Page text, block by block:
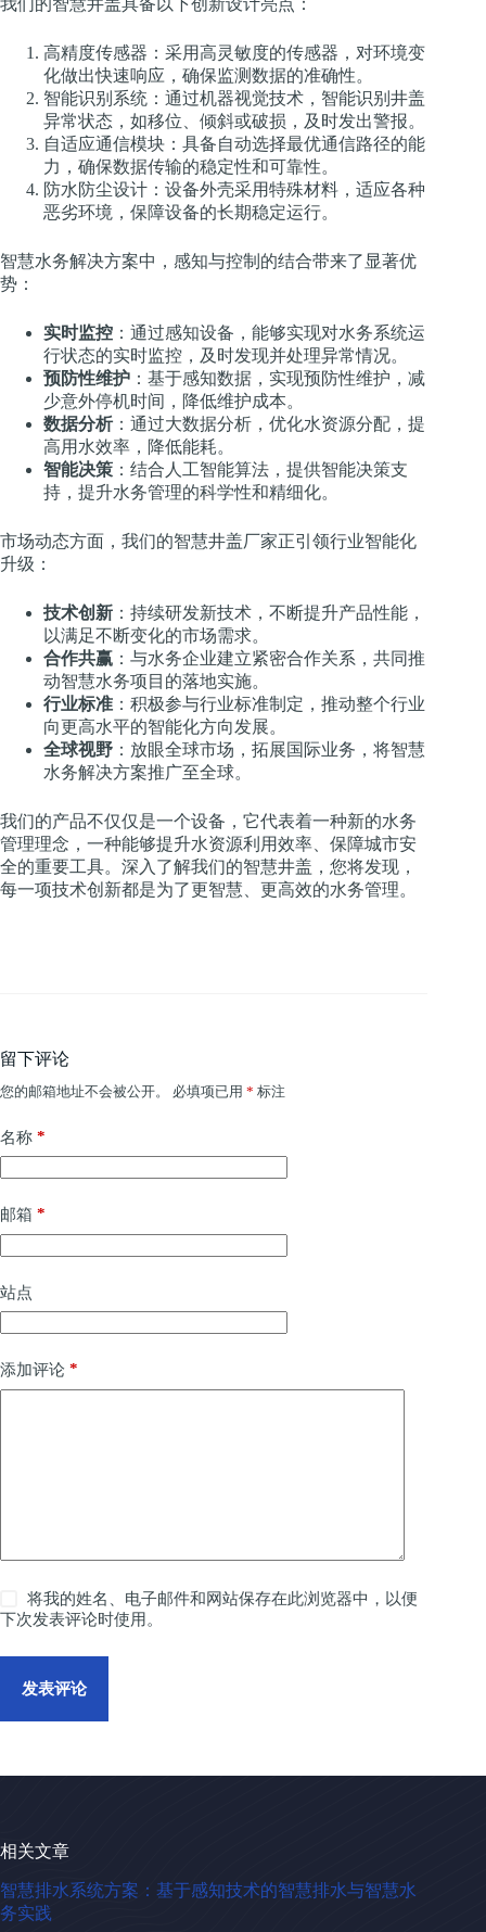
我们的智慧井盖具备以下创新设计亮点：
高精度传感器：采用高灵敏度的传感器，对环境变
化做出快速响应，确保监测数据的准确性。
智能识别系统：通过机器视觉技术，智能识别井盖
异常状态，如移位、倾斜或破损，及时发出警报。
自适应通信模块：具备自动选择最优通信路径的能
力，确保数据传输的稳定性和可靠性。
防水防尘设计：设备外壳采用特殊材料，适应各种
恶劣环境，保障设备的长期稳定运行。
智慧水务解决方案中，感知与控制的结合带来了显著优
势：
实时监控 ：通过感知设备，能够实现对水务系统运
行状态的实时监控，及时发现并处理异常情况。
预防性维护 ：基于感知数据，实现预防性维护，减
少意外停机时间，降低维护成本。
数据分析：通过大数据分析，优化水资源分配，提
高用水效率，降低能耗。
智能决策 ：结合人工智能算法，提供智能决策支
持，提升水务管理的科学性和精细化。
市场动态方面，我们的智慧井盖厂家正引领行业智能化
升级：
技术创新 ：持续研发新技术，不断提升产品性能，
以满足不断变化的市场需求。
合作共赢 ：与水务企业建立紧密合作关系，共同推
动智慧水务项目的落地实施。
行业标准 ：积极参与行业标准制定，推动整个行业
向更高水平的智能化方向发展。
全球视野 ：放眼全球市场，拓展国际业务，将智慧
水务解决方案推广至全球。
我们的产品不仅仅是一个设备，它代表着一种新的水务
管理理念，一种能够提升水资源利用效率、保障城市安
全的重要工具。深入了解我们的智慧井盖，您将发现，
每一项技术创新都是为了更智慧、更高效的水务管理。
留下评论
您的邮箱地址不会被公开。 必填项已用 * 标注
名称 *
邮箱 *
站点
添加评论 *
将我的姓名、电子邮件和网站保存在此浏览器中，以便
下次发表评论时使用。
发表评论
相关文章
智慧排水系统方案：基于感知技术的智慧排水与智慧水
务实践